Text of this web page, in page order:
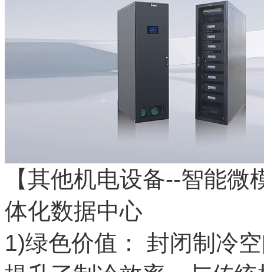
【其他机电设备--智能
体化数据中心
1)绿色价值： 封闭制冷